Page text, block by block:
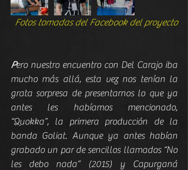
Fotos tomadas del Facebook del proyecto
Pero nuestro encuentro con Del Carajo iba
mucho más allá, esta vez nos tenían la
grata sorpresa de presentarnos lo que ya
antes les habíamos mencionado,
“Quokka”, la primera producción de la
banda Goliat. Aunque ya antes habían
grabado un par de sencillos llamados “No
les debo nada” (2015) y Capurganá